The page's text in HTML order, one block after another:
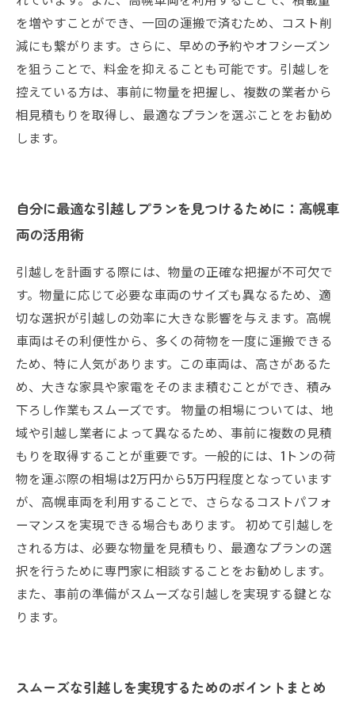
を増やすことができ、一回の運搬で済むため、コスト削
減にも繋がります。さらに、早めの予約やオフシーズン
を狙うことで、料金を抑えることも可能です。引越しを
控えている方は、事前に物量を把握し、複数の業者から
相見積もりを取得し、最適なプランを選ぶことをお勧め
します。
自分に最適な引越しプランを見つけるために：高幌車
両の活用術
引越しを計画する際には、物量の正確な把握が不可欠で
す。物量に応じて必要な車両のサイズも異なるため、適
切な選択が引越しの効率に大きな影響を与えます。高幌
車両はその利便性から、多くの荷物を一度に運搬できる
ため、特に人気があります。この車両は、高さがあるた
め、大きな家具や家電をそのまま積むことができ、積み
下ろし作業もスムーズです。 物量の相場については、地
域や引越し業者によって異なるため、事前に複数の見積
もりを取得することが重要です。一般的には、1トンの荷
物を運ぶ際の相場は2万円から5万円程度となっています
が、高幌車両を利用することで、さらなるコストパフォ
ーマンスを実現できる場合もあります。 初めて引越しを
される方は、必要な物量を見積もり、最適なプランの選
択を行うために専門家に相談することをお勧めします。
また、事前の準備がスムーズな引越しを実現する鍵とな
ります。
スムーズな引越しを実現するためのポイントまとめ